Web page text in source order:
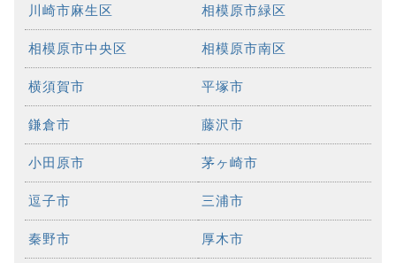
川崎市麻生区 相模原市緑区
相模原市中央区 相模原市南区
横須賀市 平塚市
鎌倉市 藤沢市
小田原市 茅ヶ崎市
逗子市 三浦市
秦野市 厚木市